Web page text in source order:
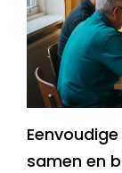
samen en